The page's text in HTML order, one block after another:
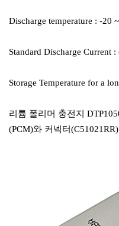
Discharge temperature : -20
Standard Discharge Current
Storage Temperature for a
리튬 폴리머 충전지
(PCM)와 커넥터